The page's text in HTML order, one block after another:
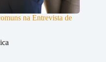
na Entrevista de